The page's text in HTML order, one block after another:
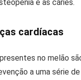
e as cáries.
cardíacas
no melão
a uma série